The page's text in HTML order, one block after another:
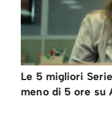
Le 5 migliori
meno di 5 ore su